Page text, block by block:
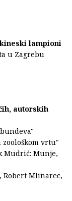
lampioni
u Zagrebu
autorskih
vrtu"
Mudrić: Munje,
Robert Mlinarec,